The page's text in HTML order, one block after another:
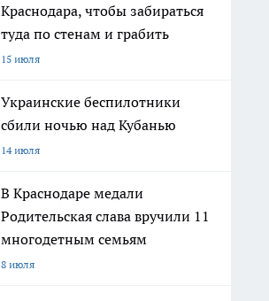
Краснодара, чтобы забираться
туда по стенам и грабить
15 июля
Украинские беспилотники
сбили ночью над Кубанью
14 июля
В Краснодаре медали
Родительская слава вручили 11
многодетным семьям
8 июля